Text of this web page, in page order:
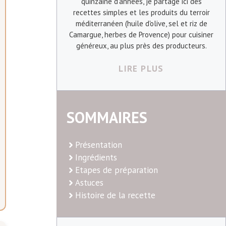
recettes simples et les produits du terroir
méditerranéen (huile d'olive, sel et riz de
Camargue, herbes de Provence) pour cuisiner
généreux, au plus près des producteurs.
LIRE PLUS
SOMMAIRES
Présentation
Ingrédients
Etapes de préparation
Astuces
Histoire de la recette